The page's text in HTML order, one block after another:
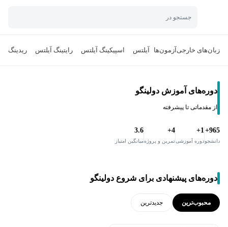
جستجو در
زبان‌های خارجی آزمون‌ها آیلتس اسپیکینگ آیلتس رایتینگ آیلتس ریدینگ
دوره‌های آموزش دولینگو
از مقدماتی تا پیشرفته
965+
دانشجو
1+
دوره آموزشی
4+
تمرین و پروژه
3.6
میانگین امتیاز
دوره‌های پیشنهادی برای شروع دولینگو
محبوب‌ترین جدید‌ترین